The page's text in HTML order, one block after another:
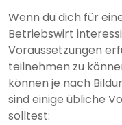
Wenn du dich für
Betriebswirt
Voraussetzungen
teilnehmen zu
können je nach
sind einige übliche
solltest: